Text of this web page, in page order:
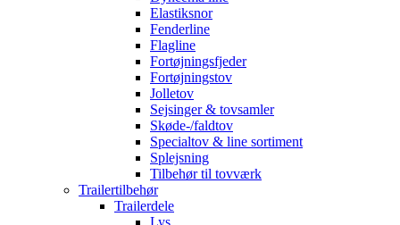
Elastiksnor
Fenderline
Flagline
Fortøjningsfjeder
Fortøjningstov
Jolletov
Sejsinger & tovsamler
Skøde-/faldtov
Specialtov & line sortiment
Splejsning
Tilbehør til tovværk
Trailertilbehør
Trailerdele